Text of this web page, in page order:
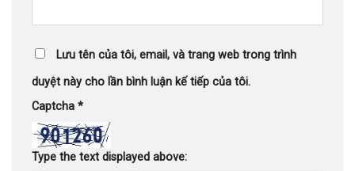
Lưu tên của tôi, email, và trang web trong trình
duyệt này cho lần bình luận kế tiếp của tôi.
Captcha *
Type the text displayed above: